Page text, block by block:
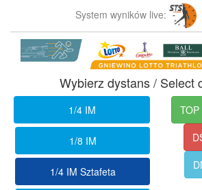
System wyników live:
Wybierz dystans / Select
1/4 IM
1/8 IM
1/4 IM Sztafeta
TOP